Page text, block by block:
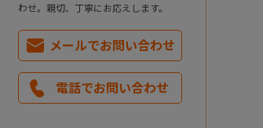
わせ。親切、丁寧にお応えします。
メールでお問い合わせ
電話でお問い合わせ